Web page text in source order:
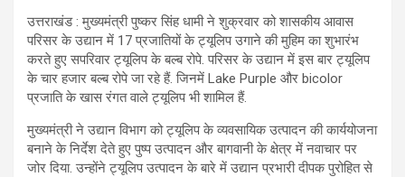
उत्तराखंड : मुख्यमंत्री पुष्कर सिंह धामी ने शुक्रवार को शासकीय आवास
परिसर के उद्यान में 17 प्रजातियों के ट्यूलिप उगाने की मुहिम का शुभारंभ
करते हुए सपरिवार ट्यूलिप के बल्ब रोपे. परिसर के उद्यान में इस बार ट्यूलिप
के चार हजार बल्ब रोपे जा रहे हैं. जिनमें Lake Purple और bicolor
प्रजाति के खास रंगत वाले ट्यूलिप भी शामिल हैं.
मुख्यमंत्री ने उद्यान विभाग को ट्यूलिप के व्यवसायिक उत्पादन की कार्ययोजना
बनाने के निर्देश देते हुए पुष्प उत्पादन और बागवानी के क्षेत्र में नवाचार पर
जोर दिया. उन्होंने ट्यूलिप उत्पादन के बारे में उद्यान प्रभारी दीपक पुरोहित से